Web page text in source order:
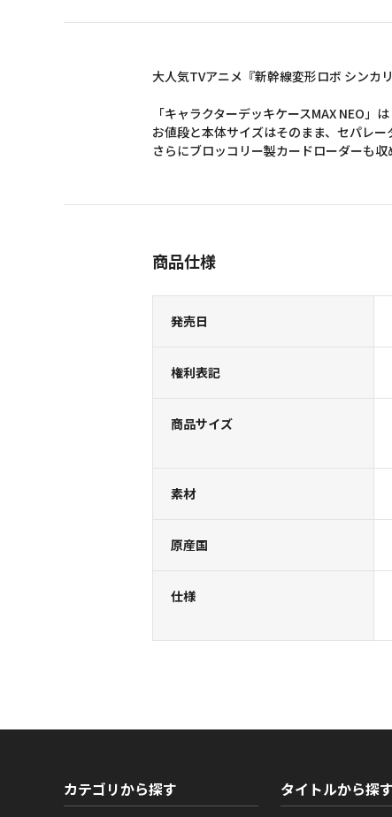
大人気TVアニメ『新幹線変形ロボ シンカ
「キャラクターデッキケースMAX NEO」
お値段と本体サイズはそのまま、セパレ
さらにブロッコリー製カードローダーも
商品仕様
発売日
権利表記
商品サイズ
素材
原産国
仕様
カテゴリから探す タイトルから探す